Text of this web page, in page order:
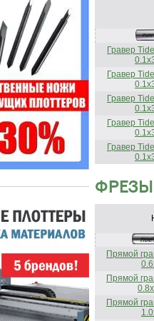
Гравер
Гравер
Гравер
Гравер
Гравер
ФРЕЗЫ
Прямой
Прямой
Прямой